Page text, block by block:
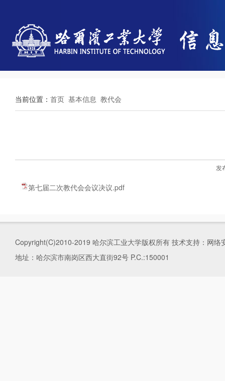
当前位置： 首页 基本信息 教代会
发
第七届二次教代会会议决议.pdf
Copyright(C)2010-2019 哈尔滨工业大学版权所有 技术支持：网络
地址：哈尔滨市南岗区西大直街92号 P.C.:150001